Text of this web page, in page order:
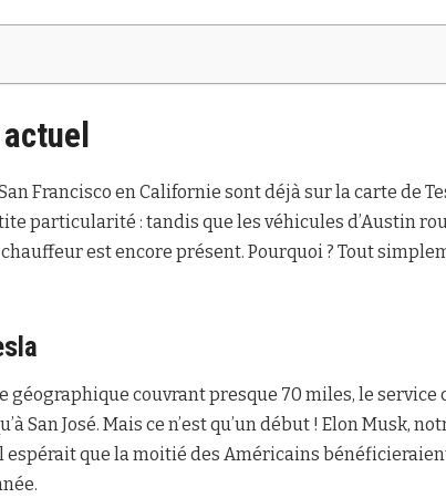
Francisco en Californie sont déjà sur la carte de
particularité : tandis que les véhicules d’Austin
est encore présent. Pourquoi ? Tout
géographique couvrant presque 70 miles, le service
San José. Mais ce n’est qu’un début ! Elon Musk,
espérait que la moitié des Américains